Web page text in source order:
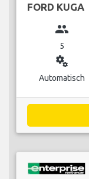
FORD KUGA
group
5
miscellaneous_services
Automatisch